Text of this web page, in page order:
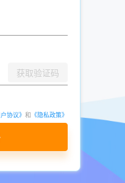
客户名单的软件推荐
查询
录搜索软件
获取验证码
户协议》 和 《隐私政策》